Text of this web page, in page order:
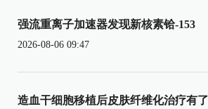
强流重离子加速器发现新核素铪-153
2026-08-06 09:47
造血干细胞移植后皮肤纤维化治疗有